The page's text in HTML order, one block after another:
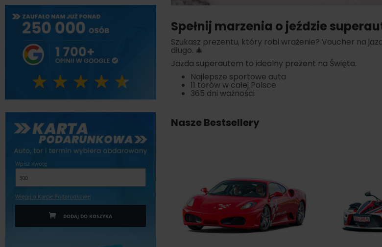
Wpisz kwotę
Więcej o Karcie Podarunkowej
DODAJ DO KOSZYKA
Spełnij marzenia o jeździe
Szukasz prezentu, który robi wrażenie? Voucher na
długo. 🎄
Jazda superautem to idealny prezent na Święta.
Najlepsze sportowe auta
11 torów w całej Polsce
365 dni ważności
Nasze Bestsellery